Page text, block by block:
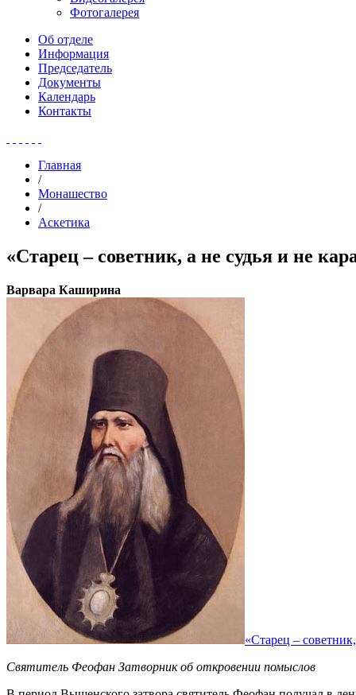
Фотогалерея
Об отделе
Информация
Председатель
Документы
Календарь
Контакты
Главная
/
Монашество
/
Аскетика
«Старец – советник, а не судья и не
Варвара Каширина
«Старец –
Святитель Феофан Затворник об откровении помыслов